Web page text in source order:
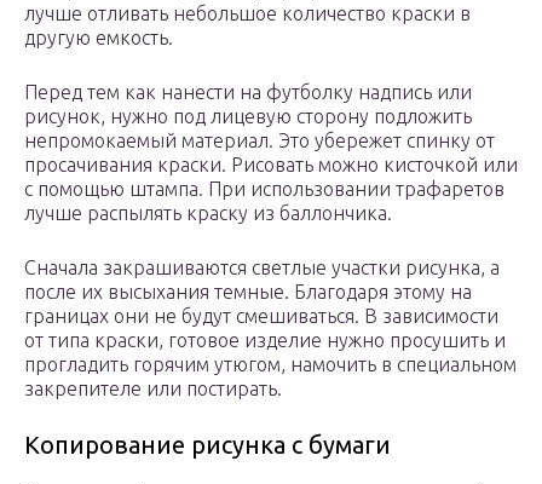
лучше отливать небольшое количество краски в
другую емкость.
Перед тем как нанести на футболку надпись или
рисунок, нужно под лицевую сторону подложить
непромокаемый материал. Это убережет спинку от
просачивания краски. Рисовать можно кисточкой или
с помощью штампа. При использовании трафаретов
лучше распылять краску из баллончика.
Сначала закрашиваются светлые участки рисунка, а
после их высыхания темные. Благодаря этому на
границах они не будут смешиваться. В зависимости
от типа краски, готовое изделие нужно просушить и
прогладить горячим утюгом, намочить в специальном
закрепителе или постирать.
Копирование рисунка с бумаги